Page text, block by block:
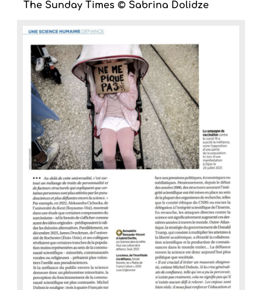
The Sunday Times © Sabrina Dolidze